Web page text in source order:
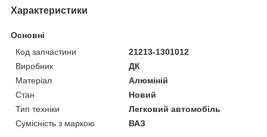
Характеристики
Основні
Код запчастини
21213-1301012
Виробник
ДК
Матеріал
Алюміній
Стан
Новий
Тип техніки
Легковий автомобіль
Сумісність з маркою
ВАЗ